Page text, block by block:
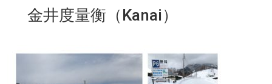
金井度量衡（Kanai）